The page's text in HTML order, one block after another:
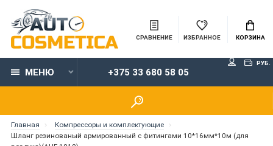
СРАВНЕНИЕ ИЗБРАННОЕ КОРЗИНА
МЕНЮ +375 33 680 58 05
РУБ.
Главная
Компрессоры и комплектующие
Шланг резинованый армированный с фитингами 10*16мм*10м (для